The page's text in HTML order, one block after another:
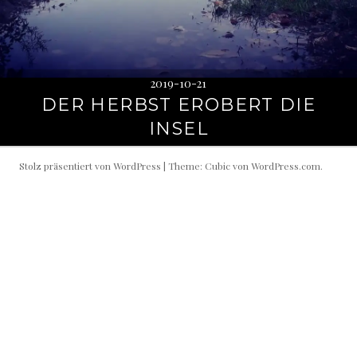
2019-10-21
DER HERBST EROBERT DIE
INSEL
Stolz präsentiert von WordPress | Theme: Cubic von WordPress.com.